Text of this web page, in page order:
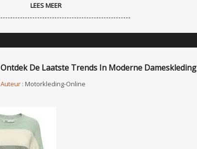
LEES MEER
Ontdek De Laatste Trends In Moderne Dameskleding
Auteur : Motorkleding-Online